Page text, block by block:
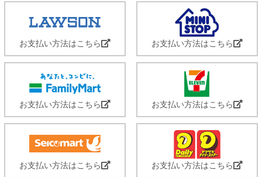
お支払い方法はこちら お支払い方法はこちら
お支払い方法はこちら お支払い方法はこちら
お支払い方法はこちら お支払い方法はこちら